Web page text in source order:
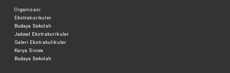
Organisasi
Ekstrakurikuler
Budaya Sekolah
Jadwal Ekstrakurikuler
Galeri Ekstrakulikuler
Karya Siswa
Budaya Sekolah